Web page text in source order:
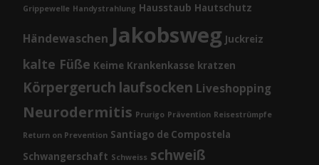
Grippewelle Handystrahlung Hausstaub Hautschutz
Händewaschen Jakobsweg Juckreiz
kalte Füße Keime Krankenkasse kratzen
Körpergeruch laufsocken Liveshopping
Neurodermitis Prurigo Prävention Reisestrümpfe
Return on Prevention Santiago de Compostela
Schwangerschaft Schweiss schweiß